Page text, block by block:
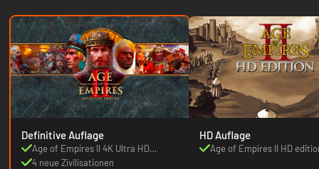
Definitive Auflage
Age of Empires II 4K Ultra HD
graphics
4 neue Zivilisationen
HD Auflage
Age of Empires II HD